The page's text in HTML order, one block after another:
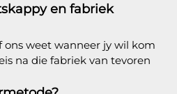
en fabriek
ons weet wanneer jy wil kom
na die fabriek van tevoren